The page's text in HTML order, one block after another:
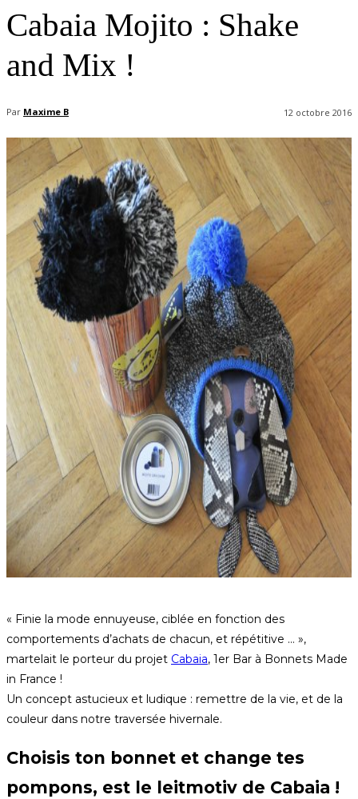
Cabaia Mojito : Shake
and Mix !
Par Maxime B 12 octobre 2016
« Finie la mode ennuyeuse, ciblée en fonction des
comportements d’achats de chacun, et répétitive … »,
martelait le porteur du projet Cabaia, 1er Bar à Bonnets Made
in France !
Un concept astucieux et ludique : remettre de la vie, et de la
couleur dans notre traversée hivernale.
Choisis ton bonnet et change tes
pompons, est le leitmotiv de Cabaia !